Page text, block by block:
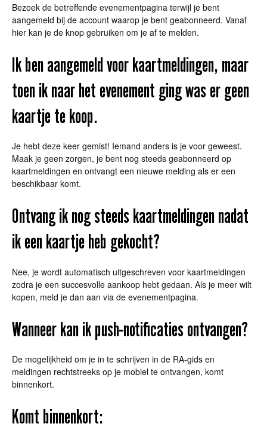
Bezoek de betreffende evenementpagina terwijl je bent
aangemeld bij de account waarop je bent geabonneerd. Vanaf
hier kan je de knop gebruiken om je af te melden.
Ik ben aangemeld voor kaartmeldingen, maar
toen ik naar het evenement ging was er geen
kaartje te koop.
Je hebt deze keer gemist! Iemand anders is je voor geweest.
Maak je geen zorgen, je bent nog steeds geabonneerd op
kaartmeldingen en ontvangt een nieuwe melding als er een
beschikbaar komt.
Ontvang ik nog steeds kaartmeldingen nadat
ik een kaartje heb gekocht?
Nee, je wordt automatisch uitgeschreven voor kaartmeldingen
zodra je een succesvolle aankoop hebt gedaan. Als je meer wilt
kopen, meld je dan aan via de evenementpagina.
Wanneer kan ik push-notificaties ontvangen?
De mogelijkheid om je in te schrijven in de RA-gids en
meldingen rechtstreeks op je mobiel te ontvangen, komt
binnenkort.
Komt binnenkort: